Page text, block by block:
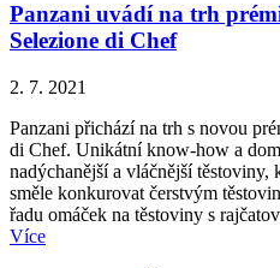
Panzani uvádí na trh
Selezione di Chef
2. 7. 2021
Panzani přichází na trh s novou
di Chef. Unikátní know-how a
nadýchanější a vláčnější těstoviny,
směle konkurovat čerstvým
řadu omáček na těstoviny s
Více